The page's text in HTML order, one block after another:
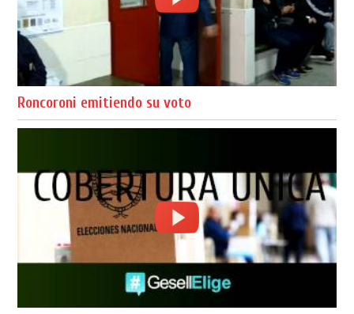
Roncoroni emitiendo su voto